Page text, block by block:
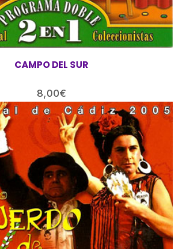
CAMPO DEL SUR
8,00€